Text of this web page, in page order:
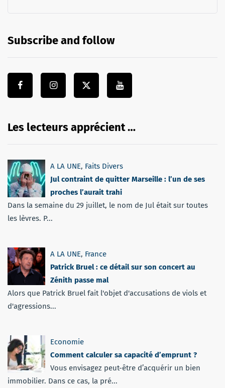
Subscribe and follow
Les lecteurs apprécient …
A LA UNE, Faits Divers
Jul contraint de quitter Marseille : l’un de ses
proches l’aurait trahi
Dans la semaine du 29 juillet, le nom de Jul était sur toutes
les lèvres. P...
A LA UNE, France
Patrick Bruel : ce détail sur son concert au
Zénith passe mal
Alors que Patrick Bruel fait l'objet d'accusations de viols et
d'agressions...
Economie
Comment calculer sa capacité d’emprunt ?
Vous envisagez peut-être d’acquérir un bien
immobilier. Dans ce cas, la pré...